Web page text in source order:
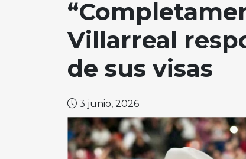
Villarreal
de sus visas
3 junio, 2026